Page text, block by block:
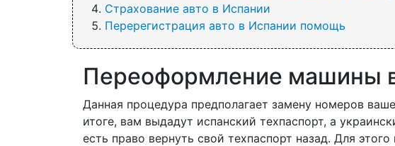
Страхование авто в Испании
Перерегистрация авто в Испании помощь
Переоформление машины
Данная процедура предполагает замену номеров
итоге, вам выдадут испанский техпаспорт, а
есть право вернуть свой техпаспорт назад. Для